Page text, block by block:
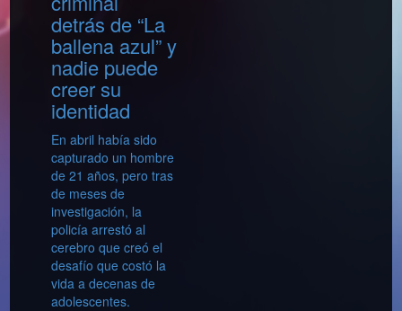
detrás de “La
ballena azul” y
nadie puede
creer su
identidad
En abril había sido
capturado un hombre
de 21 años, pero tras
de meses de
investigación, la
policía arrestó al
cerebro que creó el
desafío que costó la
vida a decenas de
adolescentes.